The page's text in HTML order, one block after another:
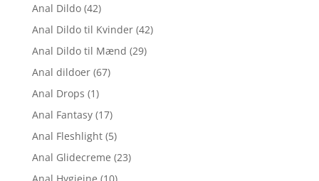
Anal Dildo (42)
Anal Dildo til Kvinder (42)
Anal Dildo til Mænd (29)
Anal dildoer (67)
Anal Drops (1)
Anal Fantasy (17)
Anal Fleshlight (5)
Anal Glidecreme (23)